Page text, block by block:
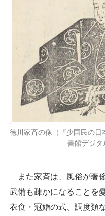
徳川家斉の像（『少国民の日
書館デジタ
また家斉は、風俗が奢
武備も疎かになることを
衣食・冠婚の式、調度類